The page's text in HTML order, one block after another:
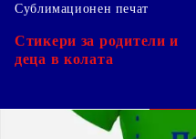
Сублимационен печат
Стикери за родители и
деца в колата